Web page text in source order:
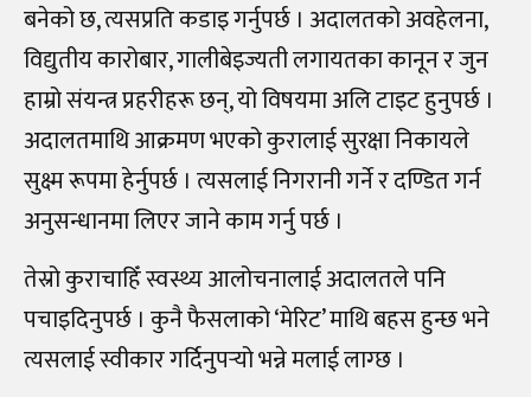
बनेको छ, त्यसप्रति कडाइ गर्नुपर्छ । अदालतको अवहेलना,
विद्युतीय कारोबार, गालीबेइज्यती लगायतका कानून र जुन
हाम्रो संयन्त्र प्रहरीहरू छन्, यो विषयमा अलि टाइट हुनुपर्छ ।
अदालतमाथि आक्रमण भएको कुरालाई सुरक्षा निकायले
सुक्ष्म रूपमा हेर्नुपर्छ । त्यसलाई निगरानी गर्ने र दण्डित गर्न
अनुसन्धानमा लिएर जाने काम गर्नु पर्छ ।
तेस्रो कुराचाहिँ स्वस्थ्य आलोचनालाई अदालतले पनि
पचाइदिनुपर्छ । कुनै फैसलाको ‘मेरिट’ माथि बहस हुन्छ भने
त्यसलाई स्वीकार गर्दिनुपर्‍यो भन्ने मलाई लाग्छ ।